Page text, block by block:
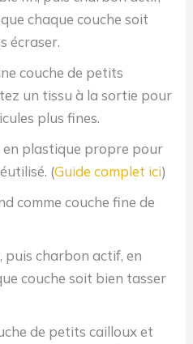
chaque couche soit
écraser.
couche de petits
un tissu à la sortie pour
plus fines.
en plastique propre pour
(Guide complet ici)
comme couche fine de
puis charbon actif, en
couche soit bien tasser
de petits cailloux et